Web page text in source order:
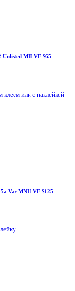
Unlisted MH VF $65
или с наклейкой
Var MNH VF $125